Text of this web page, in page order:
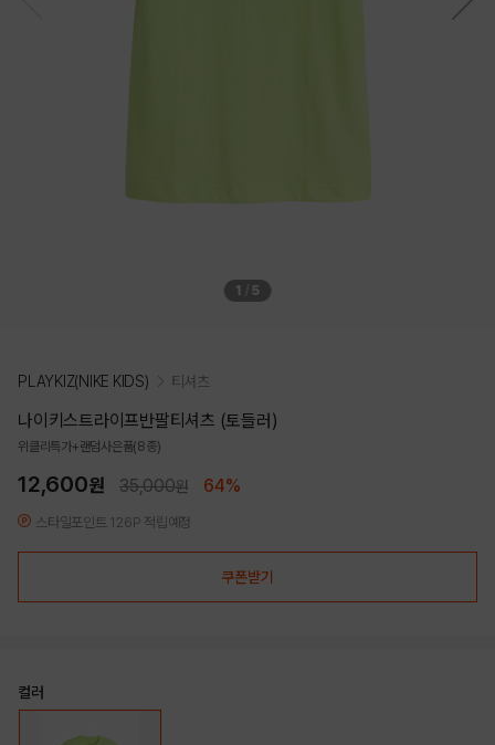
1 5
PLAYKIZ(NIKE KIDS) 티셔츠
나이키스트라이프반팔티셔츠 (토들러)
위클리특가+랜덤사은품(8종)
12,600원 35,000원 64%
스타일포인트 126P 적립예정
쿠폰받기
컬러